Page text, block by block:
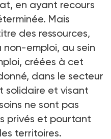
en ayant recours
Mais
des ressources,
non-emploi, au sein
créées à cet
dans le secteur
solidaire et visant
ne sont pas
privés et pourtant
territoires.